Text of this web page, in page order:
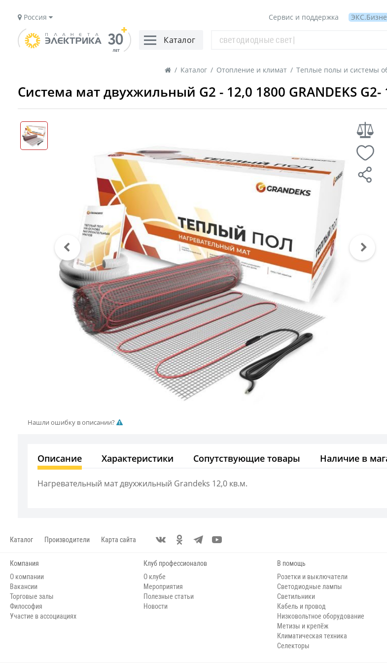
Россия Сервис и поддержка
Каталог
/ Каталог / Отопление и климат / Теплые полы и системы
Система мат двухжильный G2 - 12,0 1800 GRANDEKS G2-
Нашли ошибку в описании?
Описание Характеристики Сопутствующие товары Наличие в
Нагревательный мат двухжильный Grandeks 12,0 кв.м.
Каталог Производители Карта сайта
Компания
О компании
Вакансии
Торговые залы
Философия
Участие в ассоциациях
Клуб профессионалов
О клубе
Мероприятия
Полезные статьи
Новости
В помощь
Розетки и выключатели
Светодиодные лампы
Светильники
Кабель и провод
Низковольтное оборудование
Метизы и крепёж
Климатическая техника
Селекторы